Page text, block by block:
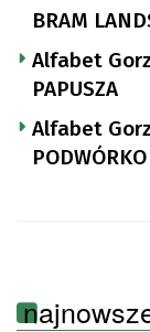
BRAM
Alfabet
PAPUSZA
Alfabet
PODWÓRKO